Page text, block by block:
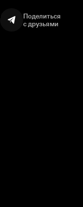
Поделиться
с друзьями